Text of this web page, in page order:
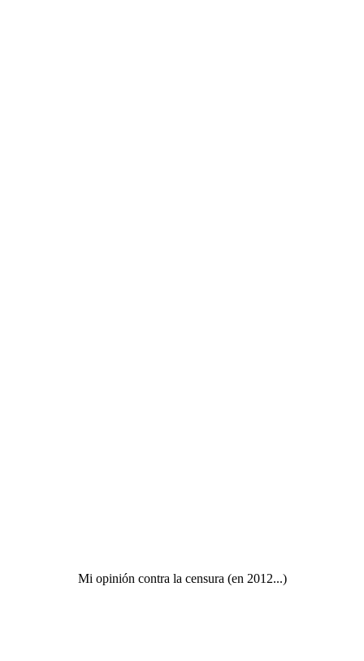
Mi opinión contra la censura (en 2012...)